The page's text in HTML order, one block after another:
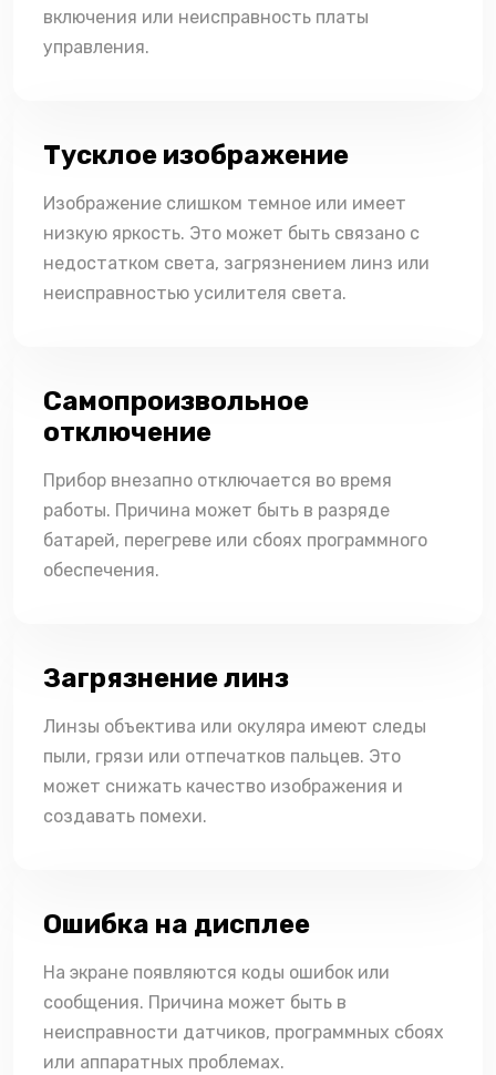
включения или неисправность платы
управления.
Тусклое изображение
Изображение слишком темное или имеет
низкую яркость. Это может быть связано с
недостатком света, загрязнением линз или
неисправностью усилителя света.
Самопроизвольное
отключение
Прибор внезапно отключается во время
работы. Причина может быть в разряде
батарей, перегреве или сбоях программного
обеспечения.
Загрязнение линз
Линзы объектива или окуляра имеют следы
пыли, грязи или отпечатков пальцев. Это
может снижать качество изображения и
создавать помехи.
Ошибка на дисплее
На экране появляются коды ошибок или
сообщения. Причина может быть в
неисправности датчиков, программных сбоях
или аппаратных проблемах.